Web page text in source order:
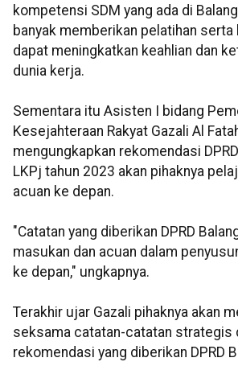
kompetensi SDM yang ada di
banyak memberikan pelatihan serta
dapat meningkatkan keahlian dan
dunia kerja.
Sementara itu Asisten I bidang
Kesejahteraan Rakyat Gazali Al
mengungkapkan rekomendasi
LKPj tahun 2023 akan pihaknya
acuan ke depan.
"Catatan yang diberikan DPRD
masukan dan acuan dalam
ke depan," ungkapnya.
Terakhir ujar Gazali pihaknya akan
seksama catatan-catatan strategis
rekomendasi yang diberikan DPRD